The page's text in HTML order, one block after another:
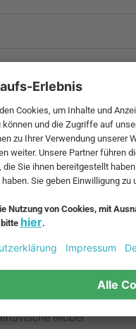
und zzgl.
Möbel